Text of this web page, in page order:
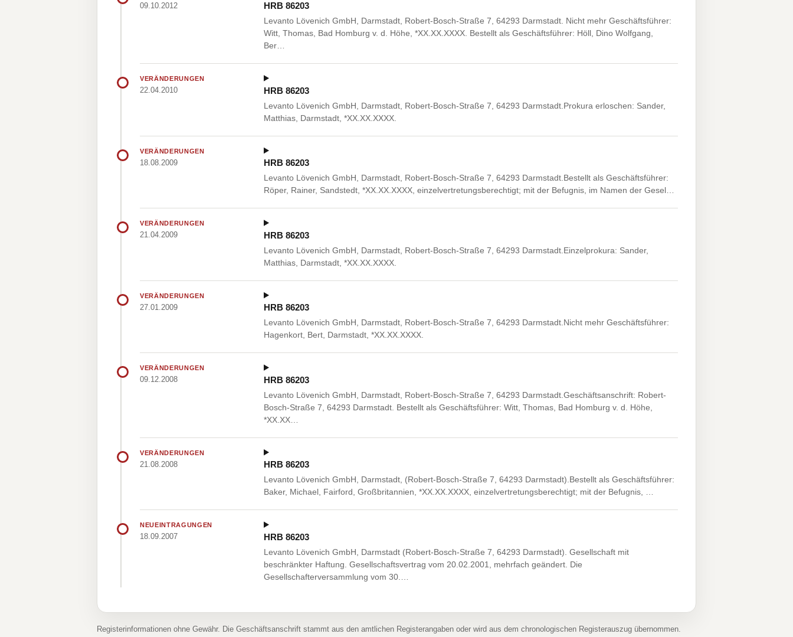
09.10.2012 HRB 86203
Levanto Lövenich GmbH, Darmstadt, Robert-Bosch-Straße 7, 64293 Darmstadt. Nicht mehr Geschäftsführer:
Witt, Thomas, Bad Homburg v. d. Höhe, *XX.XX.XXXX. Bestellt als Geschäftsführer: Höll, Dino Wolfgang,
Ber…
VERÄNDERUNGEN
22.04.2010 HRB 86203
Levanto Lövenich GmbH, Darmstadt, Robert-Bosch-Straße 7, 64293 Darmstadt.Prokura erloschen: Sander,
Matthias, Darmstadt, *XX.XX.XXXX.
VERÄNDERUNGEN
18.08.2009 HRB 86203
Levanto Lövenich GmbH, Darmstadt, Robert-Bosch-Straße 7, 64293 Darmstadt.Bestellt als Geschäftsführer:
Röper, Rainer, Sandstedt, *XX.XX.XXXX, einzelvertretungsberechtigt; mit der Befugnis, im Namen der Gesel…
VERÄNDERUNGEN
21.04.2009 HRB 86203
Levanto Lövenich GmbH, Darmstadt, Robert-Bosch-Straße 7, 64293 Darmstadt.Einzelprokura: Sander,
Matthias, Darmstadt, *XX.XX.XXXX.
VERÄNDERUNGEN
27.01.2009 HRB 86203
Levanto Lövenich GmbH, Darmstadt, Robert-Bosch-Straße 7, 64293 Darmstadt.Nicht mehr Geschäftsführer:
Hagenkort, Bert, Darmstadt, *XX.XX.XXXX.
VERÄNDERUNGEN
09.12.2008 HRB 86203
Levanto Lövenich GmbH, Darmstadt, Robert-Bosch-Straße 7, 64293 Darmstadt.Geschäftsanschrift: Robert-
Bosch-Straße 7, 64293 Darmstadt. Bestellt als Geschäftsführer: Witt, Thomas, Bad Homburg v. d. Höhe,
*XX.XX…
VERÄNDERUNGEN
21.08.2008 HRB 86203
Levanto Lövenich GmbH, Darmstadt, (Robert-Bosch-Straße 7, 64293 Darmstadt).Bestellt als Geschäftsführer:
Baker, Michael, Fairford, Großbritannien, *XX.XX.XXXX, einzelvertretungsberechtigt; mit der Befugnis, …
NEUEINTRAGUNGEN
18.09.2007 HRB 86203
Levanto Lövenich GmbH, Darmstadt (Robert-Bosch-Straße 7, 64293 Darmstadt). Gesellschaft mit
beschränkter Haftung. Gesellschaftsvertrag vom 20.02.2001, mehrfach geändert. Die
Gesellschafterversammlung vom 30.…
Registerinformationen ohne Gewähr. Die Geschäftsanschrift stammt aus den amtlichen Registerangaben oder wird aus dem chronologischen Registerauszug übernommen.